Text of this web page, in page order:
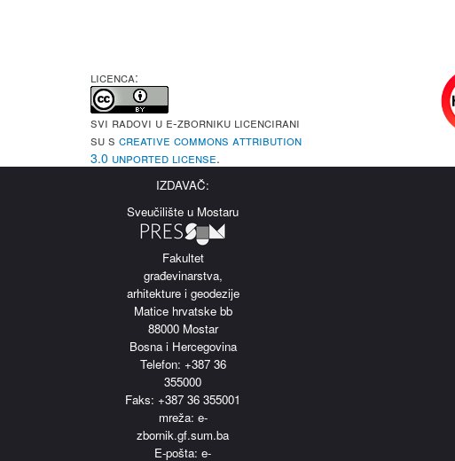
LICENCA:
Svi radovi u e-Zborniku licencirani
su s Creative Commons Attribution
3.0 Unported License.
IZDAVAČ:
Sveučilište u Mostaru
Fakultet
građevinarstva,
arhitekture i geodezije
Matice hrvatske bb
88000 Mostar
Bosna i Hercegovina
Telefon: +387 36
355000
Faks: +387 36 355001
mreža: e-
zbornik.gf.sum.ba
E-pošta: e-